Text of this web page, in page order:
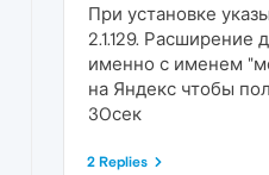
При установке
2.1.129.
именно с именем
на Яндекс чтобы
30сек
2 Replies